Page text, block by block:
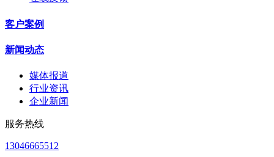
客户案例
新闻动态
媒体报道
行业资讯
企业新闻
服务热线
13046665512